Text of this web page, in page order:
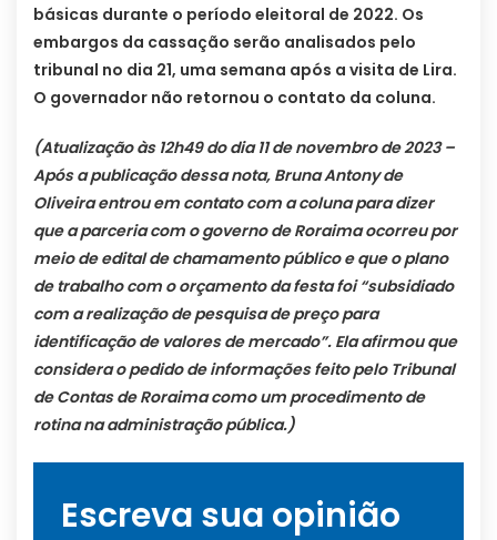
básicas durante o período eleitoral de 2022. Os
embargos da cassação serão analisados pelo
tribunal no dia 21, uma semana após a visita de Lira.
O governador não retornou o contato da coluna.
(Atualização às 12h49 do dia 11 de novembro de 2023 –
Após a publicação dessa nota, Bruna Antony de
Oliveira entrou em contato com a coluna para dizer
que a parceria com o governo de Roraima ocorreu por
meio de edital de chamamento público e que o plano
de trabalho com o orçamento da festa foi “subsidiado
com a realização de pesquisa de preço para
identificação de valores de mercado”. Ela afirmou que
considera o pedido de informações feito pelo Tribunal
de Contas de Roraima como um procedimento de
rotina na administração pública.)
Escreva sua opinião